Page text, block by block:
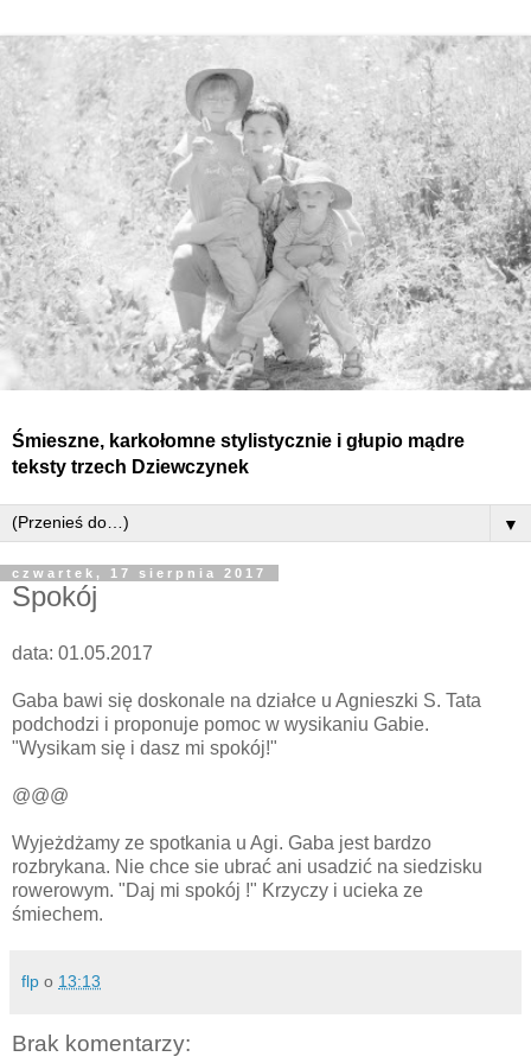
Śmieszne, karkołomne stylistycznie i głupio mądre
teksty trzech Dziewczynek
▼
czwartek, 17 sierpnia 2017
Spokój
data: 01.05.2017
Gaba bawi się doskonale na działce u Agnieszki S. Tata
podchodzi i proponuje pomoc w wysikaniu Gabie.
"Wysikam się i dasz mi spokój!"
@@@
Wyjeżdżamy ze spotkania u Agi. Gaba jest bardzo
rozbrykana. Nie chce sie ubrać ani usadzić na siedzisku
rowerowym. "Daj mi spokój !" Krzyczy i ucieka ze
śmiechem.
flp o 13:13
Brak komentarzy: